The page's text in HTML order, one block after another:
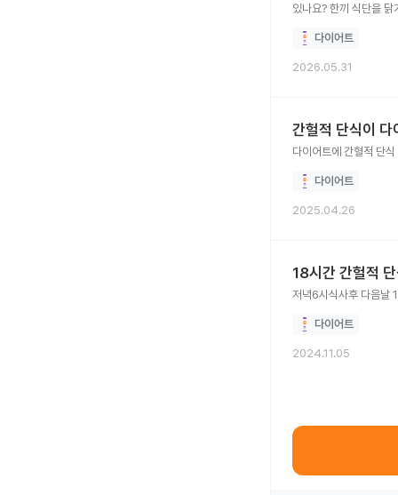
있나요? 한끼 식단을
다이어트
2026.05.31
간헐적 단식이
다이어트에 간혈적 단
다이어트
2025.04.26
18시간 간헐적
저녁6시식사후 다음날
다이어트
2024.11.05